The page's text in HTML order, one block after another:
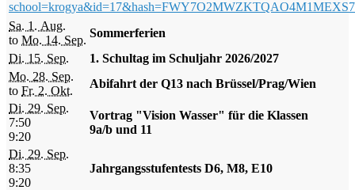
Sa. 1. Aug.
to Mo. 14. Sep.
Sommerferien
Di. 15. Sep.
1. Schultag im Schuljahr 2026/2027
Mo. 28. Sep.
to Fr. 2. Okt.
Abifahrt der Q13 nach Brüssel/Prag/Wien
Di. 29. Sep.
7:50
9:20
Vortrag "Vision Wasser" für die Klassen
9a/b und 11
Di. 29. Sep.
8:35
9:20
Jahrgangsstufentests D6, M8, E10